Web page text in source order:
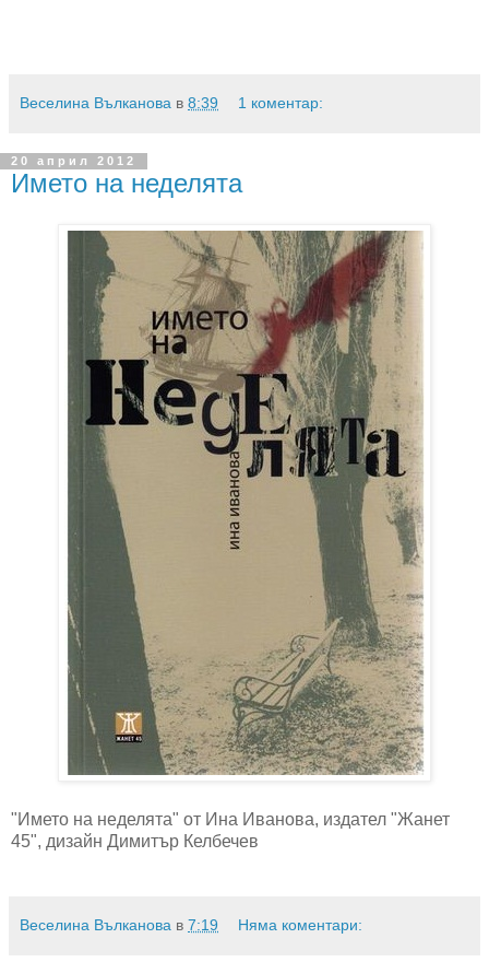
Веселина Вълканова в 8:39 1 коментар:
20 април 2012
Името на неделята
"Името на неделята" от Ина Иванова, издател "Жанет
45", дизайн Димитър Келбечев
Веселина Вълканова в 7:19 Няма коментари: